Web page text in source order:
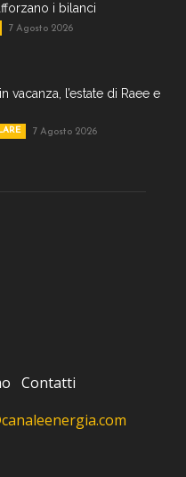
i bilanci
7 Agosto 2026
vacanza, l’estate di Raee e
7 Agosto 2026
Contatti